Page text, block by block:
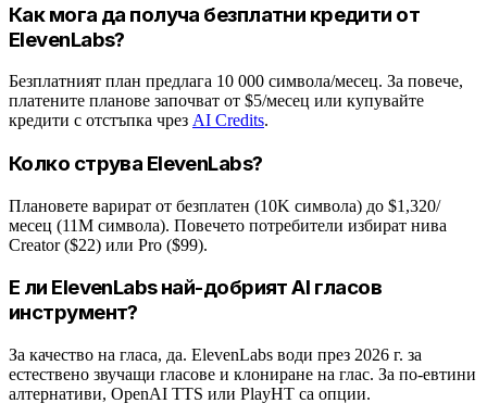
Как мога да получа безплатни кредити от
ElevenLabs?
Безплатният план предлага 10 000 символа/месец. За повече,
платените планове започват от $5/месец или купувайте
кредити с отстъпка чрез AI Credits.
Колко струва ElevenLabs?
Плановете варират от безплатен (10K символа) до $1,320/
месец (11M символа). Повечето потребители избират нива
Creator ($22) или Pro ($99).
Е ли ElevenLabs най-добрият AI гласов
инструмент?
За качество на гласа, да. ElevenLabs води през 2026 г. за
естествено звучащи гласове и клониране на глас. За по-евтини
алтернативи, OpenAI TTS или PlayHT са опции.